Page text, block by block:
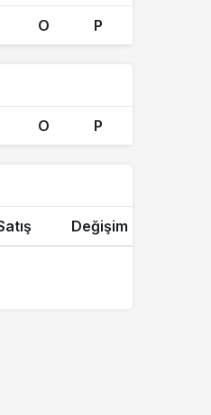
O P
O P
Değişim